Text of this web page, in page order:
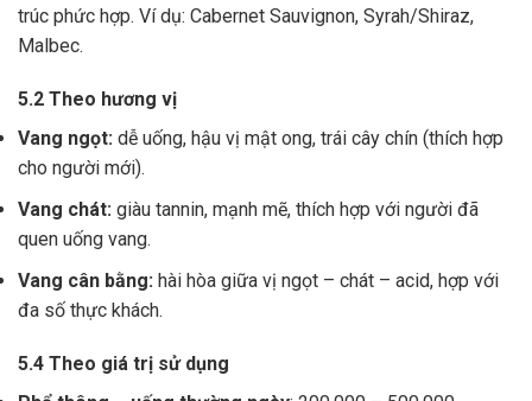
trúc phức hợp. Ví dụ: Cabernet Sauvignon, Syrah/Shiraz,
Malbec.
5.2 Theo hương vị
Vang ngọt: dễ uống, hậu vị mật ong, trái cây chín (thích hợp
cho người mới).
Vang chát: giàu tannin, mạnh mẽ, thích hợp với người đã
quen uống vang.
Vang cân bằng: hài hòa giữa vị ngọt – chát – acid, hợp với
đa số thực khách.
5.4 Theo giá trị sử dụng